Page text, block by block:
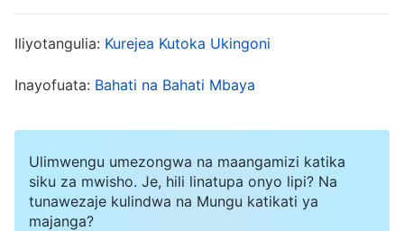
nilishawishiwa—sikuwa nimekula chakula cha
mchana na nilikuwa na njaa kweli. Tumbo langu
lilikuwa likiuma, kana kwamba lilikuwa likinihimiza
baharini. Lakini nilikuwa bado nasita. “Sijawahi
kukosa kuhudhuria darasa,” niliwaza. “Na, je,
nikishikwa?” Lakini nikawaza: “Xiaoli kutoka
katika darasa letu hukosa kuhudhuria hata
Iliyotangulia: Kurejea Kutoka Ukingoni
Inayofuata: Bahati na Bahati Mbaya
Ulimwengu umezongwa na maangamizi katika
siku za mwisho. Je, hili linatupa onyo lipi? Na
tunawezaje kulindwa na Mungu katikati ya
majanga?